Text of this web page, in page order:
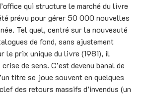
qui structure le marché du livre
prévu pour gérer 50 000 nouvelles
Tel quel, centré sur la nouveauté
de fond, sans ajustement
le prix unique du livre (1981), il
de sens. C’est devenu banal de
titre se joue souvent en quelques
des retours massifs d’invendus (un